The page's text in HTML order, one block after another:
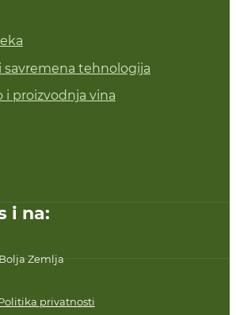
savremena tehnologija
i proizvodnja vina
i na:
Zemlja
privatnosti